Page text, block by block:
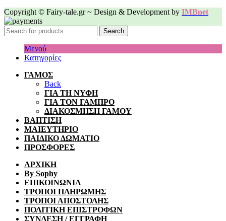
Copyright © Fairy-tale.gr ~ Design & Development by IMBnet
Search
Μενού
Κατηγορίες
ΓΑΜΟΣ
Back
ΓΙΑ ΤΗ ΝΥΦΗ
ΓΙΑ ΤΟΝ ΓΑΜΠΡΟ
ΔΙΑΚΟΣΜΗΣΗ ΓΑΜΟΥ
ΒΑΠΤΙΣΗ
ΜΑΙΕΥΤΗΡΙΟ
ΠΑΙΔΙΚΟ ΔΩΜΑΤΙΟ
ΠΡΟΣΦΟΡΕΣ
ΑΡΧΙΚΗ
By Sophy
ΕΠΙΚΟΙΝΩΝΙΑ
ΤΡΟΠΟΙ ΠΛΗΡΩΜΗΣ
ΤΡΟΠΟΙ ΑΠΟΣΤΟΛΗΣ
ΠΟΛΙΤΙΚΗ ΕΠΙΣΤΡΟΦΩΝ
ΣΥΝΔΕΣΗ / ΕΓΓΡΑΦΗ